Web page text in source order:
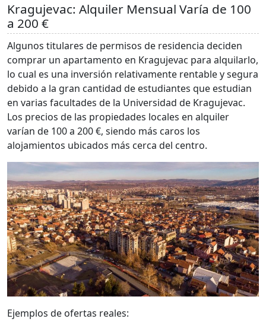
Kragujevac: Alquiler Mensual Varía de 100
a 200 €
Algunos titulares de permisos de residencia deciden
comprar un apartamento en Kragujevac para alquilarlo,
lo cual es una inversión relativamente rentable y segura
debido a la gran cantidad de estudiantes que estudian
en varias facultades de la Universidad de Kragujevac.
Los precios de las propiedades locales en alquiler
varían de 100 a 200 €, siendo más caros los
alojamientos ubicados más cerca del centro.
Ejemplos de ofertas reales: